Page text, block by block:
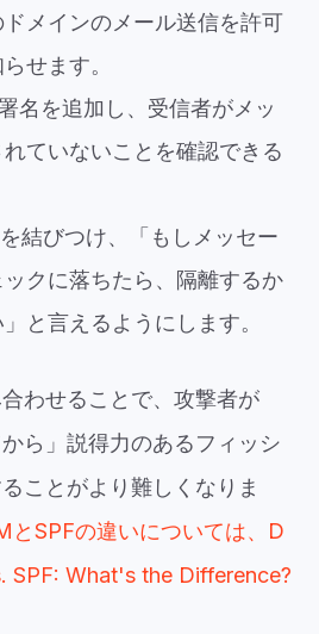
メインのメール送信を許可
せます。
名を追加し、受信者がメッ
ていないことを確認できる
結びつけ、「もしメッセー
クに落ちたら、隔離するか
と言えるようにします。
わせることで、攻撃者が
から」説得力のあるフィッシ
ことがより難しくなりま
とSPFの違いについては、D
SPF: What's the Difference?